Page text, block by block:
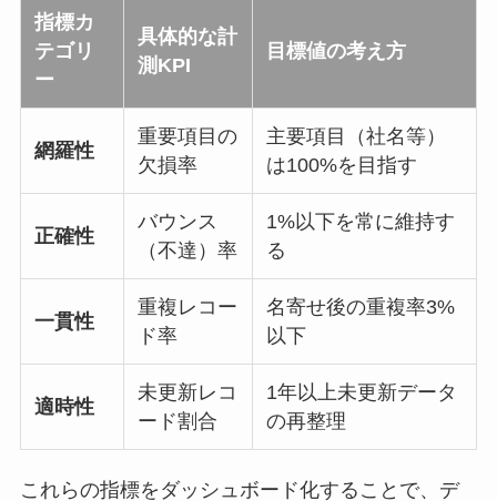
指標カ
テゴリ
ー
具体的な計
測KPI
目標値の考え方
網羅性
重要項目の
欠損率
主要項目（社名等）
は100%を目指す
正確性
バウンス
（不達）率
1%以下を常に維持す
る
一貫性
重複レコー
ド率
名寄せ後の重複率3%
以下
適時性
未更新レコ
ード割合
1年以上未更新データ
の再整理
これらの指標をダッシュボード化することで、デ